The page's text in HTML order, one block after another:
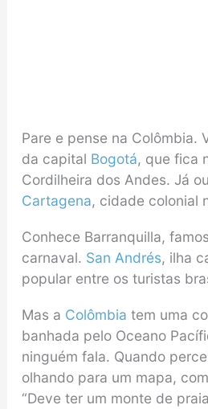
Pare e pense na Colômbia.
da capital Bogotá, que fica
Cordilheira dos Andes. Já
Cartagena, cidade colonial
Conhece Barranquilla,
carnaval. San Andrés, ilha
popular entre os turistas
Mas a Colômbia tem uma
banhada pelo Oceano
ninguém fala. Quando
olhando para um mapa,
“Deve ter um monte de